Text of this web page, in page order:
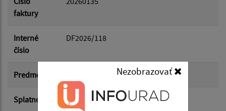
Nezobrazovať
Dátum do:
Suma od:
Suma do:
faktury
Interné
číslo
DF2026/118
Predmet Fa za nákup SL za 06/2026
Splatnosť 04.06.2026